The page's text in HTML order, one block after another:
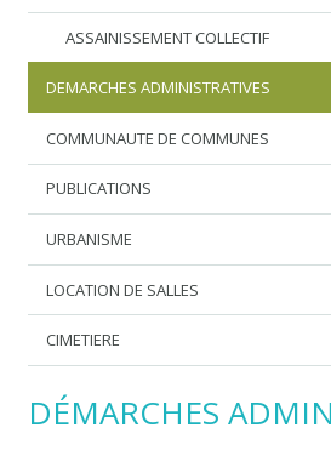
ASSAINISSEMENT COLLECTIF
DEMARCHES ADMINISTRATIVES
COMMUNAUTE DE COMMUNES
PUBLICATIONS
URBANISME
LOCATION DE SALLES
CIMETIERE
DÉMARCHES